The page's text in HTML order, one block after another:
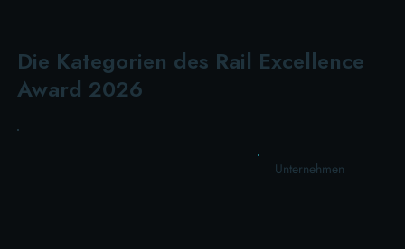
Die Kategorien des Rail Excellence
Award 2026
Unternehmen